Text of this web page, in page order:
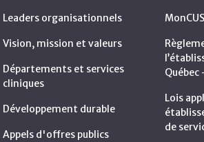
Leaders organisationnels
Vision, mission et valeurs
Départements et services
cliniques
Développement durable
Appels d'offres publics
Québec
Lois
de